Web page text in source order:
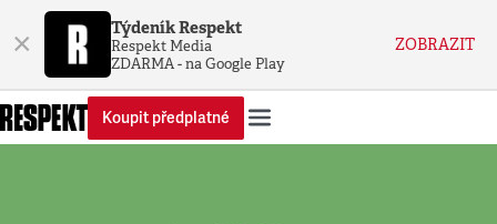
× Týdeník Respekt
Respekt Media
ZDARMA - na Google Play
ZOBRAZIT
Koupit předplatné